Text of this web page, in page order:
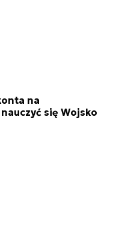
na
się Wojsko